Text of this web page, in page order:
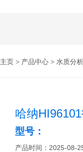
主页> 产品中心> 水质分
哈纳
型号：
产品时间：2025-08-